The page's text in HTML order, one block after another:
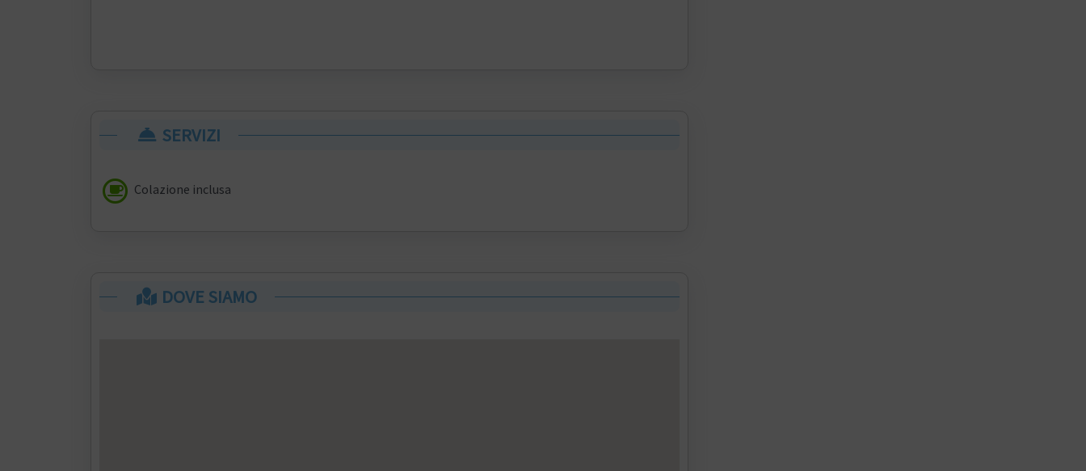
SERVIZI
Colazione inclusa
DOVE SIAMO